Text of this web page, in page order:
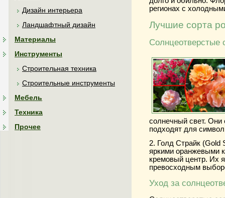
Дизайн интерьера
Ландшафтный дизайн
Материалы
Инструменты
Строительная техника
Строительные инструменты
Мебель
Техника
Прочее
регионах с
Лучшие сорта
Солнцеотверстые
солнечный свет. Они
подходят для
2. Голд Страйк (Gold
яркими оранжевыми
кремовый центр. Их
превосходным
Уход за